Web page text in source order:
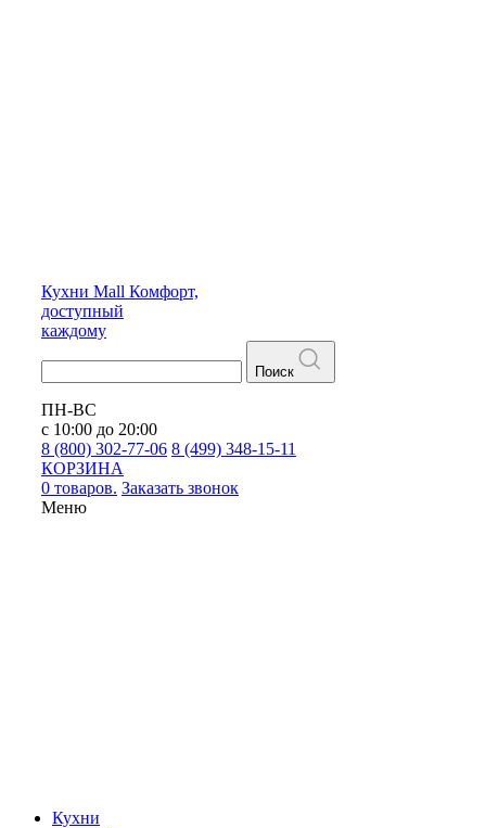
Кухни Mall Комфорт,
доступный
каждому
Поиск
ПН-ВС
с 10:00 до 20:00
8 (800) 302-77-06 8 (499) 348-15-11
КОРЗИНА
0 товаров. Заказать звонок
Меню
Кухни